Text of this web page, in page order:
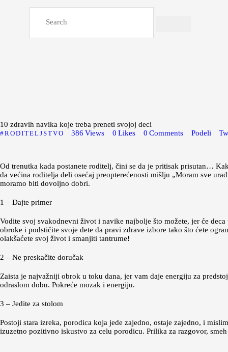
10 zdravih navika koje treba preneti svojoj deci
RODITELJSTVO 386 Views 0 Likes 0 Comments Podeli
Od trenutka kada postanete roditelj, čini se da je pritisak prisutan…
da većina roditelja deli osećaj preopterećenosti mišlju „Moram sve
moramo biti dovoljno dobri.
1 – Dajte primer
Vodite svoj svakodnevni život i navike najbolje što možete, jer će
obroke i podstičite svoje dete da pravi zdrave izbore tako što ćete
olakšaćete svoj život i smanjiti tantrume!
2 – Ne preskačite doručak
Zaista je najvažniji obrok u toku dana, jer vam daje energiju za
odraslom dobu. Pokreće mozak i energiju.
3 – Jedite za stolom
Postoji stara izreka, porodica koja jede zajedno, ostaje zajedno, i
izuzetno pozitivno iskustvo za celu porodicu. Prilika za razgovor,